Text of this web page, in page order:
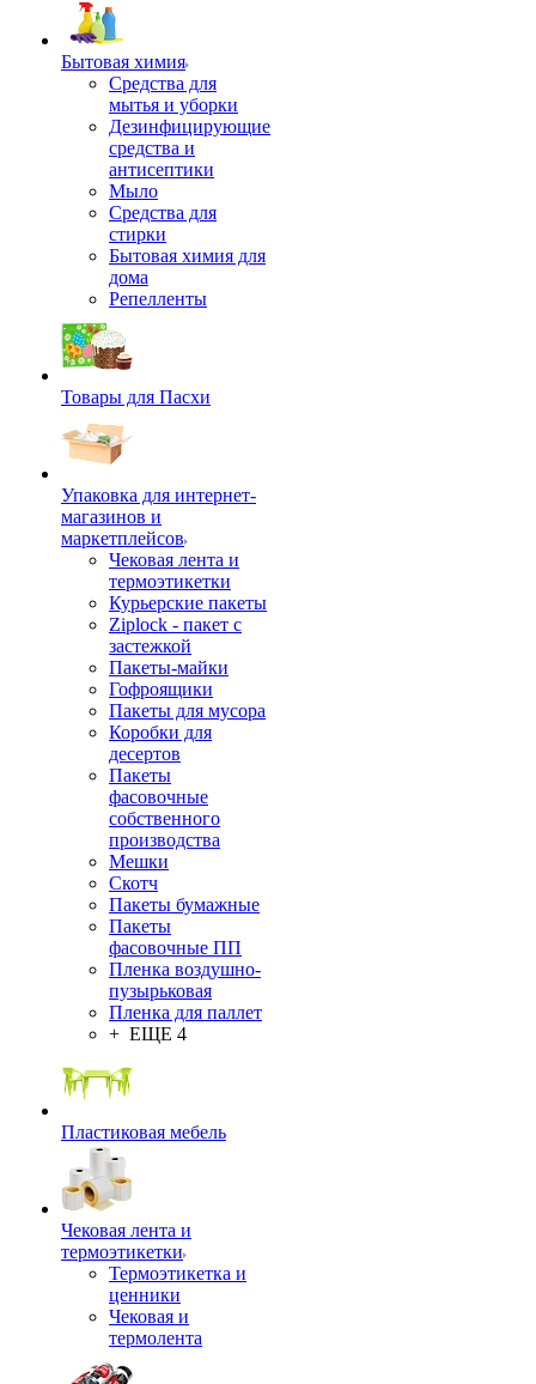
Бытовая химия
Средства для
мытья и уборки
Дезинфицирующие
средства и
антисептики
Мыло
Средства для
стирки
Бытовая химия для
дома
Репелленты
Товары для Пасхи
Упаковка для интернет-
магазинов и
маркетплейсов
Чековая лента и
термоэтикетки
Курьерские пакеты
Ziplock - пакет с
застежкой
Пакеты-майки
Гофроящики
Пакеты для мусора
Коробки для
десертов
Пакеты
фасовочные
собственного
производства
Мешки
Скотч
Пакеты бумажные
Пакеты
фасовочные ПП
Пленка воздушно-
пузырьковая
Пленка для паллет
+ ЕЩЕ 4
Пластиковая мебель
Чековая лента и
термоэтикетки
Термоэтикетка и
ценники
Чековая и
термолента